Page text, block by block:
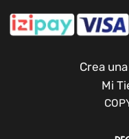
Crea
Mi